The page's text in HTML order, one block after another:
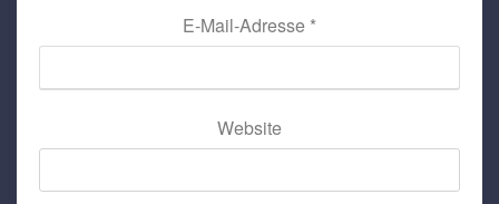
E-Mail-Adresse *
Website